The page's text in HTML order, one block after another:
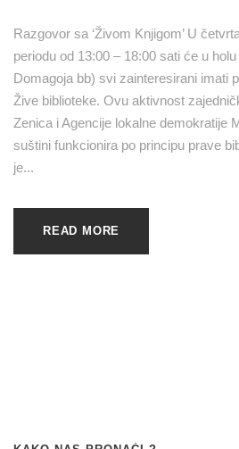
Razgovor sa ‘Živom Knjigom’ U
periodu od 13:00 – 18:00 sati će u
Domagoja bb) svi zainteresirani imati
Žive biblioteke. Ovu aktivnost
Zenica i Agencije lokalne demokratije
suštini funkcionira po principu prave
je...
READ MORE